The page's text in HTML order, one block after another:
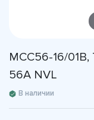
MCC56-16/
56А NVL
В наличии